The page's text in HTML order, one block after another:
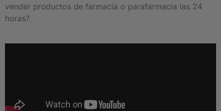
vender productos de farmacia o parafarmacia las 24
horas?